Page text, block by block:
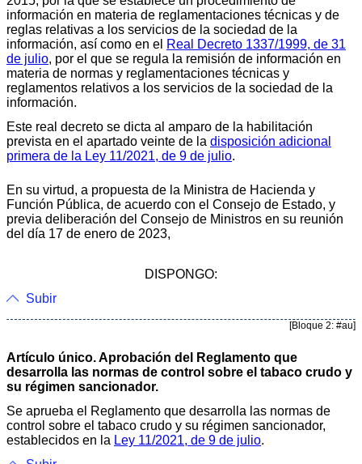
información en materia de reglamentaciones técnicas y de
reglas relativas a los servicios de la sociedad de la
información, así como en el Real Decreto 1337/1999, de 31
de julio, por el que se regula la remisión de información en
materia de normas y reglamentaciones técnicas y
reglamentos relativos a los servicios de la sociedad de la
información.
Este real decreto se dicta al amparo de la habilitación
prevista en el apartado veinte de la disposición adicional
primera de la Ley 11/2021, de 9 de julio.
En su virtud, a propuesta de la Ministra de Hacienda y
Función Pública, de acuerdo con el Consejo de Estado, y
previa deliberación del Consejo de Ministros en su reunión
del día 17 de enero de 2023,
DISPONGO:
Subir
[Bloque 2: #au]
Artículo único. Aprobación del Reglamento que
desarrolla las normas de control sobre el tabaco crudo y
su régimen sancionador.
Se aprueba el Reglamento que desarrolla las normas de
control sobre el tabaco crudo y su régimen sancionador,
establecidos en la Ley 11/2021, de 9 de julio.